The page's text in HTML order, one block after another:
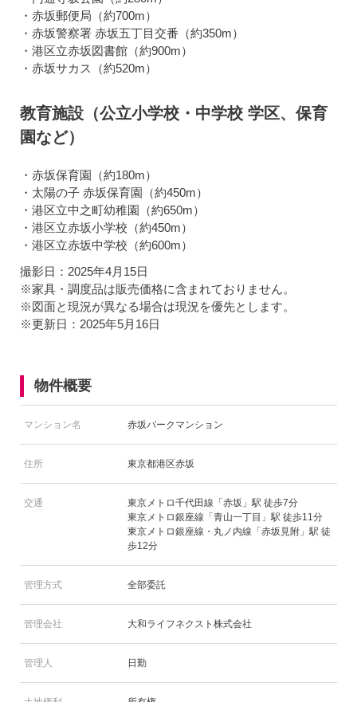
・赤坂郵便局（約700m）
・赤坂警察署 赤坂五丁目交番（約350m）
・港区立赤坂図書館（約900m）
・赤坂サカス（約520m）
教育施設（公立小学校・中学校 学区、保育
園など）
・赤坂保育園（約180m）
・太陽の子 赤坂保育園（約450m）
・港区立中之町幼稚園（約650m）
・港区立赤坂小学校（約450m）
・港区立赤坂中学校（約600m）
撮影日：2025年4月15日
※家具・調度品は販売価格に含まれておりません。
※図面と現況が異なる場合は現況を優先とします。
※更新日：2025年5月16日
物件概要
マンション名 赤坂パークマンション
住所 東京都港区赤坂
交通
東京メトロ千代田線「赤坂」駅 徒歩7分
東京メトロ銀座線「青山一丁目」駅 徒歩11分
東京メトロ銀座線・丸ノ内線「赤坂見附」駅 徒
歩12分
管理方式 全部委託
管理会社 大和ライフネクスト株式会社
管理人 日勤